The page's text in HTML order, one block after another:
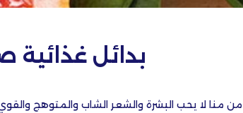
بدائل غذائية
من منا لا يحب البشرة والشعر الشاب والمتوهج